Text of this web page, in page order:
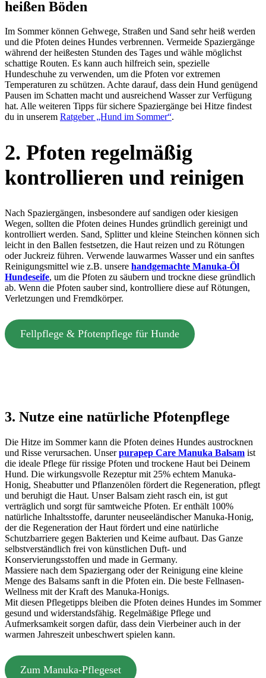
heißen Böden
Im Sommer können Gehwege, Straßen und Sand sehr heiß werden
und die Pfoten deines Hundes verbrennen. Vermeide Spaziergänge
während der heißesten Stunden des Tages und wähle möglichst
schattige Routen. Es kann auch hilfreich sein, spezielle
Hundeschuhe zu verwenden, um die Pfoten vor extremen
Temperaturen zu schützen. Achte darauf, dass dein Hund genügend
Pausen im Schatten macht und ausreichend Wasser zur Verfügung
hat. Alle weiteren Tipps für sichere Spaziergänge bei Hitze findest
du in unserem Ratgeber „Hund im Sommer“.
2. Pfoten regelmäßig
kontrollieren und reinigen
Nach Spaziergängen, insbesondere auf sandigen oder kiesigen
Wegen, sollten die Pfoten deines Hundes gründlich gereinigt und
kontrolliert werden. Sand, Splitter und kleine Steinchen können sich
leicht in den Ballen festsetzen, die Haut reizen und zu Rötungen
oder Juckreiz führen. Verwende lauwarmes Wasser und ein sanftes
Reinigungsmittel wie z.B. unsere handgemachte Manuka-Öl
Hundeseife, um die Pfoten zu säubern und trockne diese gründlich
ab. Wenn die Pfoten sauber sind, kontrolliere diese auf Rötungen,
Verletzungen und Fremdkörper.
Fellpflege & Pfotenpflege für Hunde
3. Nutze eine natürliche Pfotenpflege
Die Hitze im Sommer kann die Pfoten deines Hundes austrocknen
und Risse verursachen. Unserpurapep Care Manuka Balsam ist
die ideale Pflege für rissige Pfoten und trockene Haut bei Deinem
Hund. Die wirkungsvolle Rezeptur mit 25% echtem Manuka-
Honig, Sheabutter und Pflanzenölen fördert die Regeneration, pflegt
und beruhigt die Haut. Unser Balsam zieht rasch ein, ist gut
verträglich und sorgt für samtweiche Pfoten. Er enthält 100%
natürliche Inhaltsstoffe, darunter neuseeländischer Manuka-Honig,
der die Regeneration der Haut fördert und eine natürliche
Schutzbarriere gegen Bakterien und Keime aufbaut. Das Ganze
selbstverständlich frei von künstlichen Duft- und
Konservierungsstoffen und made in Germany.
Massiere nach dem Spaziergang oder der Reinigung eine kleine
Menge des Balsams sanft in die Pfoten ein. Die beste Fellnasen-
Wellness mit der Kraft des Manuka-Honigs.
Mit diesen Pflegetipps bleiben die Pfoten deines Hundes im Sommer
gesund und widerstandsfähig. Regelmäßige Pflege und
Aufmerksamkeit sorgen dafür, dass dein Vierbeiner auch in der
warmen Jahreszeit unbeschwert spielen kann.
Zum Manuka-Pflegeset